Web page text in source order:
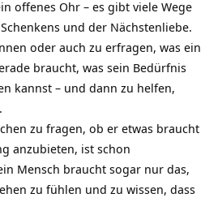
offenes Ohr – es gibt viele Wege
Schenkens und der Nächstenliebe.
oder auch zu erfragen, was ein
braucht, was sein Bedürfnis
kannst – und dann zu helfen,
zu fragen, ob er etwas braucht
anzubieten, ist schon
Mensch braucht sogar nur das,
zu fühlen und zu wissen, dass